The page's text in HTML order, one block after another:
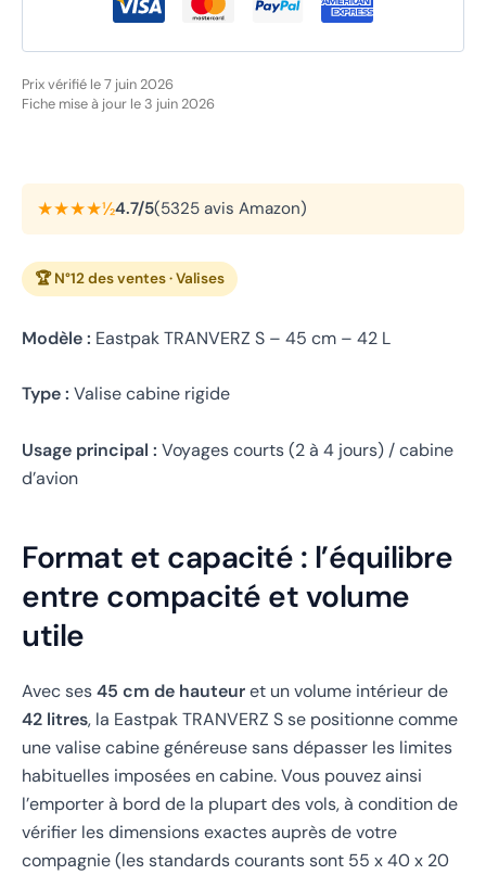
Prix vérifié le 7 juin 2026
Fiche mise à jour le 3 juin 2026
★★★★½4.7/5(5325 avis Amazon)
🏆 N°12 des ventes · Valises
Modèle : Eastpak TRANVERZ S – 45 cm – 42 L
Type : Valise cabine rigide
Usage principal : Voyages courts (2 à 4 jours) / cabine
d’avion
Format et capacité : l’équilibre
entre compacité et volume
utile
Avec ses45 cm de hauteuret un volume intérieur de
42 litres, la Eastpak TRANVERZ S se positionne comme
une valise cabine généreuse sans dépasser les limites
habituelles imposées en cabine. Vous pouvez ainsi
l’emporter à bord de la plupart des vols, à condition de
vérifier les dimensions exactes auprès de votre
compagnie (les standards courants sont 55 x 40 x 20